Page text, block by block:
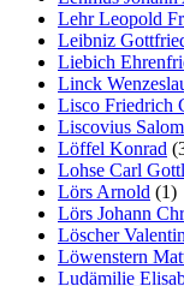
Lehr Leopold
Leibniz
Liebich
Linck
Lisco Friedrich
Liscovius
Löffel Konrad
Lohse Carl
Lörs Arnold (1)
Lörs Johann
Löscher
Löwenstern
Ludämilie